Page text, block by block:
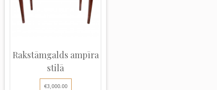
Rakstāmgalds ampīra
stilā
€3,000.00